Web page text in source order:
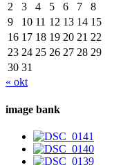
2
3 4 5 6 7
8
9
10 11 12 13 14 15
16 17 18 19 20 21 22
23 24 25 26 27 28 29
30 31
« okt
image bank